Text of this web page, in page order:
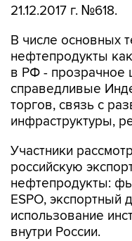
21.12.2017 г. №618.
В числе основных
нефтепродукты
в РФ - прозрачное
справедливые
торгов, связь с
инфраструктуры,
Участники
российскую
нефтепродукты:
ESPO, экспортный
использование
внутри России.